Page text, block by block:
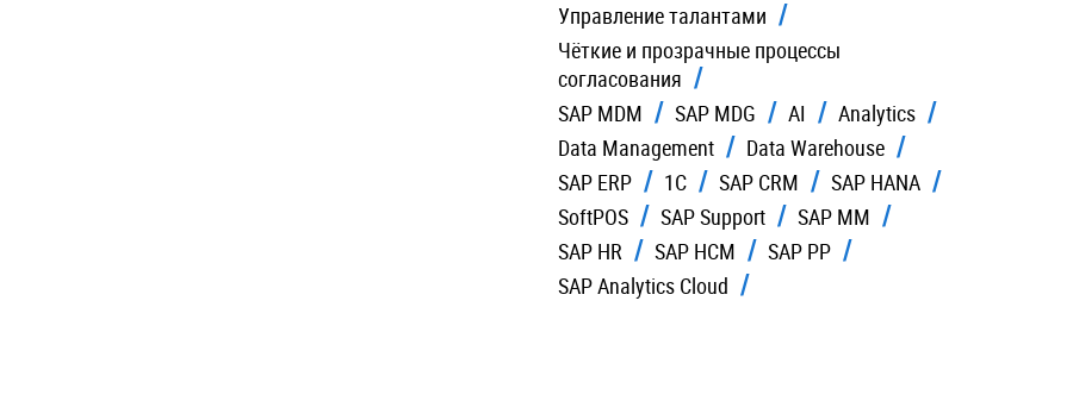
Управление талантами
Чёткие и прозрачные процессы
согласования
SAP MDM
SAP MDG AI
Analytics
Data Management
Data Warehouse
SAP ERP
1C SAP CRM
SAP HANA
SoftPOS
SAP Support
SAP MM
SAP HR
SAP HCM
SAP PP
SAP Analytics Cloud